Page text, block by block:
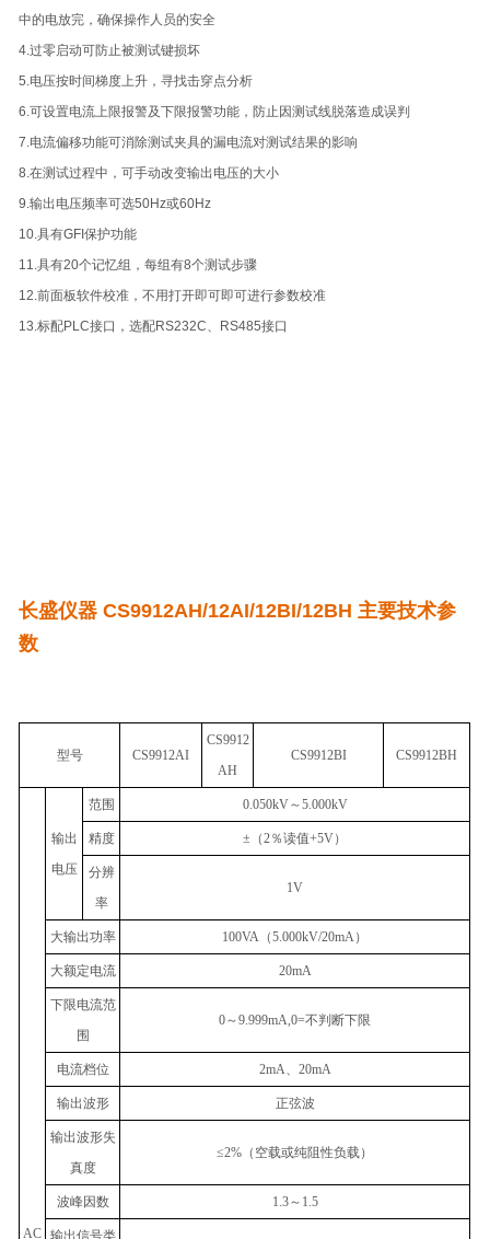
中的电放完，确保操作人员的安全
4.过零启动可防止被测试键损坏
5.电压按时间梯度上升，寻找击穿点分析
6.可设置电流上限报警及下限报警功能，防止因测试线脱落造成误判
7.电流偏移功能可消除测试夹具的漏电流对测试结果的影响
8.在测试过程中，可手动改变输出电压的大小
9.输出电压频率可选50Hz或60Hz
10.具有GFI保护功能
11.具有20个记忆组，每组有8个测试步骤
12.前面板软件校准，不用打开即可即可进行参数校准
13.标配PLC接口，选配RS232C、RS485接口
长盛仪器CS9912AH/12AI/12BI/12BH 主要技术参
数
型号 CS9912AI
CS9912
AH
CS9912BI CS9912BH
AC
输出
电压
范围 0.050kV～5.000kV
精度 ± （2％读值+5V）
分辨
率
1V
大输出功率 100VA （5.000kV/20mA ）
大额定电流 20mA
下限电流范
围
0～9.999mA,0=不判断下限
电流档位 2mA 20mA
输出波形 正弦波
输出波形失
真度
≤2% （空载或纯阻性负载）
波峰因数 1.3～ 1.5
输出信号类